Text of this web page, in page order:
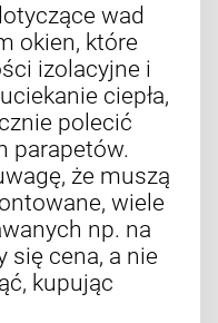
wad
okien, które
izolacyjne i
ciepła,
polecić
parapetów.
że muszą
wiele
np. na
się cena, a nie
kupując